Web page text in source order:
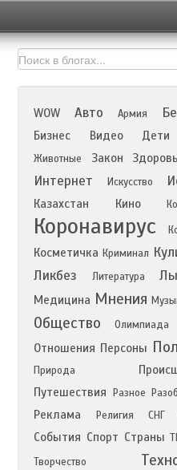
WOW Авто Армия
Бизнес Видео Дети
Животные
Закон
Интернет Искусство
Казахстан Кино
Коронавирус
Косметичка Криминал
Ликбез
Литература
Медицина Мнения
Общество Олимпиада
Отношения Персоны
Природа
Путешествия
Разное
Реклама Религия СНГ
События Спорт Страны
Творчество